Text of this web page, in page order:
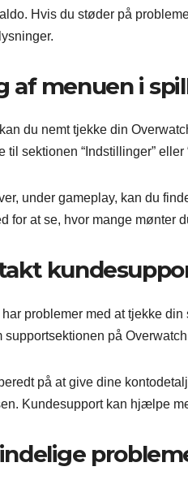
Hvis du støder på
af menuen i
kan du nemt tjekke din
til sektionen “Indstillinger”
under gameplay, kan du
for at se, hvor mange mønter
har problemer med at tjekke
supportsektionen på
på at give dine
Kundesupport kan hjælpe